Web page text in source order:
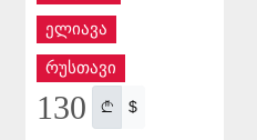
ელიავა
რუსთავი
130 $